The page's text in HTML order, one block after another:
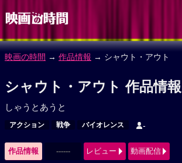
映画の時間 → 作品情報 → シャウト・アウト
シャウト・アウト 作品情報
しゃうとあうと
アクション 戦争 バイオレンス -
作品情報 ------ レビュー 動画配信